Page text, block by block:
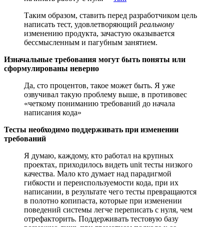
Таким образом, ставить перед разработчиком цель
написать тест, удовлетворяющий реальному
изменению продукта, зачастую оказывается
бессмысленным и пагубным занятием.
Изначальные требования могут быть поняты или
сформулированы неверно
Да, сто процентов, такое может быть. Я уже
озвучивал такую проблему выше, в противовес
«четкому пониманию требований до начала
написания кода»
Тесты необходимо поддерживать при изменении
требований
Я думаю, каждому, кто работал на крупных
проектах, приходилось видеть unit тесты низкого
качества. Мало кто думает над парадигмой
гибкости и переиспользуемости кода, при их
написании, в результате чего тесты превращаются
в полотно копипаста, которые при изменении
поведений системы легче переписать с нуля, чем
отрефакторить. Поддерживать тестовую базу